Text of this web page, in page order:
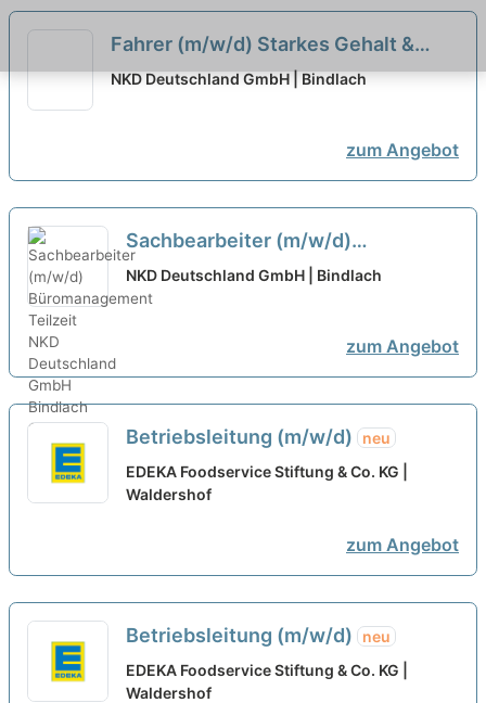
Fahrer (m/w/d) Starkes Gehalt &
doppelte Spesen inklusive neu
NKD Deutschland GmbH | Bindlach
zum Angebot
Sachbearbeiter (m/w/d)
Büromanagement Teilzeit neu
NKD Deutschland GmbH | Bindlach
zum Angebot
Betriebsleitung (m/w/d)
neu
EDEKA Foodservice Stiftung & Co. KG |
Waldershof
zum Angebot
Betriebsleitung (m/w/d)
neu
EDEKA Foodservice Stiftung & Co. KG |
Waldershof